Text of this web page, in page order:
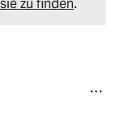
zu finden.